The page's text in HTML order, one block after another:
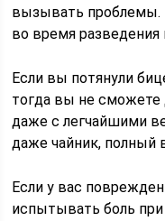
вызывать проблемы.
во время разведения
Если вы потянули
тогда вы не сможете
даже с легчайшими
даже чайник, полный
Если у вас
испытывать боль при